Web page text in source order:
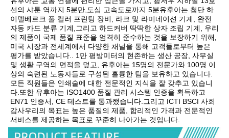
선의 샤툰 역까지 5분만,도심 고속도로까지 5분유후아는 첨단 하
이델베르크 풀 컬러 프린팅 장비, 라크 및 라미네이션 기계, 완전
자동 카드 분류 기계,그리고 하드커버 딱딱한 상자 조립 기계, 우리
의 제품이 국제 품질 표준을 엄격히 준수하는 것을 보장하기 위해,
미국 시장과 전세계에서 다양한 채널을 통해 고객들로부터 높은
평가를 받았습니다.. 1만 평방미터의 현존하는 생산 공장, 사무실
및 생활 구역의 면적을 덮고, 유후아는 15명의 전문가와 100명 이
상의 숙련된 노동자들로 구성된 훌륭한 팀을 보유하고 있습니다.
모든 직원들은 인쇄술에 대한 전문적인 지식을 잘 갖추고 있습니
다.또한 유후아는 ISO1400 품질 관리 시스템 인증을 획득하고
EN71 인증서, CE 테스트를 통과했습니다.그리고 ICTI BSCI 사회
감사우리의 목표는 높은 품질의 제품, 합리적인 가격과 전문적인
서비스를 제공하는 목표로 꾸준히 나아가는 것입니다.